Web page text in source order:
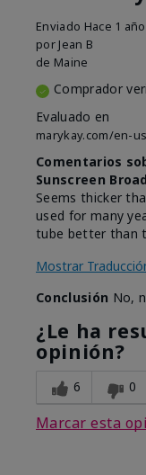
Enviado Hace 1 año
por Jean B
de Maine
Comprador
Evaluado en
marykay.com/en-
Comentarios
Sunscreen
Seems thicker
used for many
tube better than
Mostrar
Conclusión No,
¿Le ha
opinión?
6 0
Marcar esta